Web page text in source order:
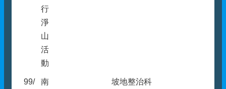
行
淨
山
活
動
99/
南
坡地整治科